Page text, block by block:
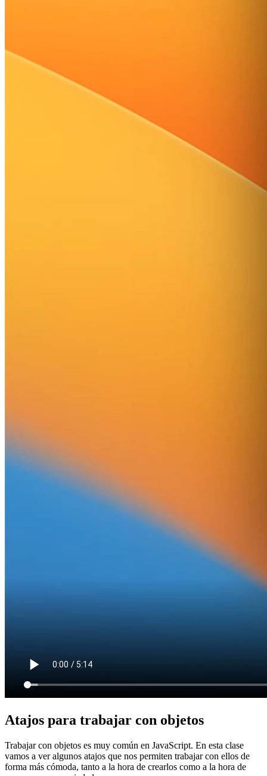
Atajos para trabajar con objetos
Trabajar con objetos es muy común en JavaScript. En esta clase
vamos a ver algunos atajos que nos permiten trabajar con ellos de
forma más cómoda, tanto a la hora de crearlos como a la hora de